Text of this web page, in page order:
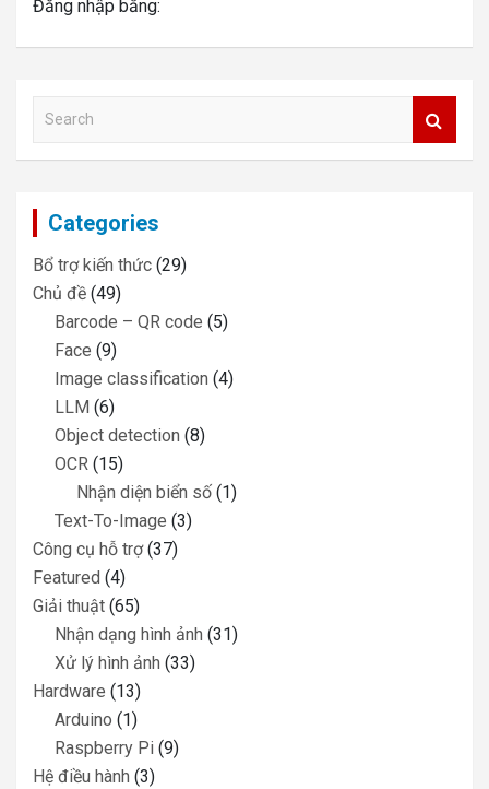
Đăng nhập bằng:
a
c
Categories
Bổ trợ kiến thức (29)
Chủ đề (49)
Barcode – QR code (5)
Face (9)
Image classification (4)
LLM (6)
Object detection (8)
OCR (15)
Nhận diện biển số (1)
Text-To-Image (3)
Công cụ hỗ trợ(37)
Featured (4)
Giải thuật (65)
Nhận dạng hình ảnh (31)
Xử lý hình ảnh (33)
Hardware (13)
Arduino (1)
Raspberry Pi (9)
Hệ điều hành (3)